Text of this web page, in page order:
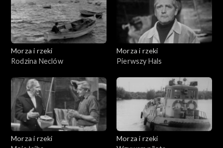
Morza i rzeki
Rodzina Neclów
Morza i rzeki
Pierwszy Hals
Morza i rzeki
Morza i rzeki